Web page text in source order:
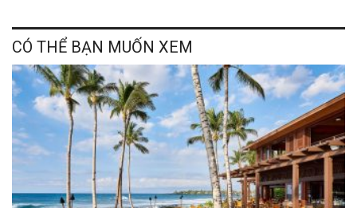
CÓ THỂ BẠN MUỐN XEM